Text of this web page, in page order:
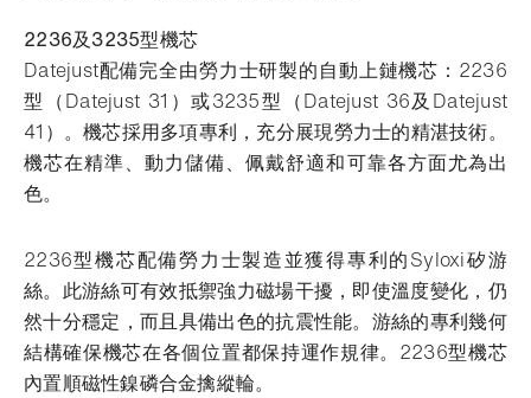
2236及3235型機芯
Datejust配備完全由勞力士研製的自動上鏈機芯：2236
型（Datejust 31）或3235型（Datejust 36及Datejust
41）。機芯採用多項專利，充分展現勞力士的精湛技術。
機芯在精準、動力儲備、佩戴舒適和可靠各方面尤為出
色。
2236型機芯配備勞力士製造並獲得專利的Syloxi矽游
絲。此游絲可有效抵禦強力磁場干擾，即使溫度變化，仍
然十分穩定，而且具備出色的抗震性能。游絲的專利幾何
結構確保機芯在各個位置都保持運作規律。2236型機芯
內置順磁性鎳磷合金擒縱輪。